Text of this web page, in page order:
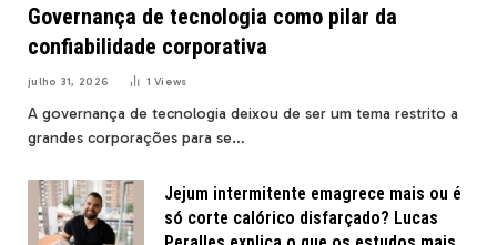
Governança de tecnologia como pilar da
confiabilidade corporativa
julho 31, 2026 1Views
A governança de tecnologia deixou de ser um tema restrito a
grandes corporações para se…
Jejum intermitente emagrece mais ou é
só corte calórico disfarçado? Lucas